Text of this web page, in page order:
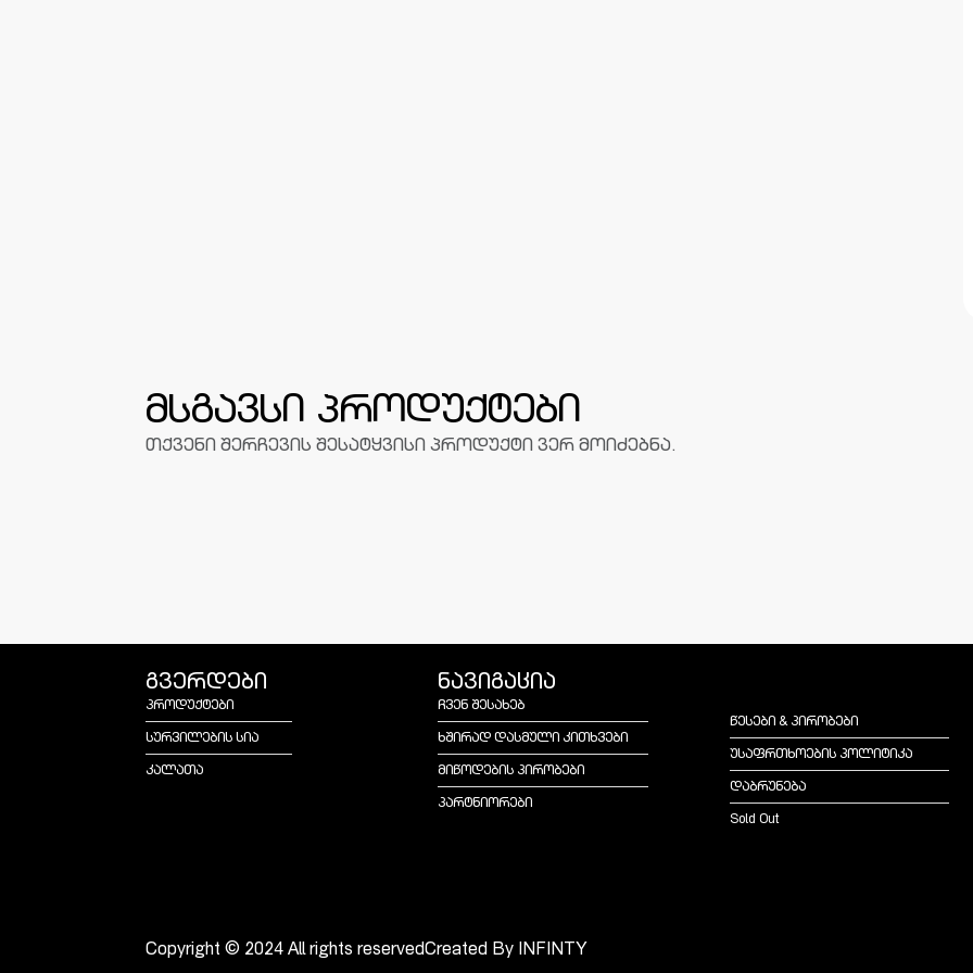
მსგავსი პროდუქტები
თქვენი შერჩევის შესატყვისი პროდუქტი ვერ მოიძებნა.
გვერდები
პროდუქტები
სურვილების სია
კალათა
ნავიგაცია
ჩვენ შესახებ
ხშირად დასმული კითხვები
მიწოდების პირობები
პარტნიორები
წესები & პირობები
უსაფრთხოების პოლიტიკა
დაბრუნება
Sold Out
Copyright © 2024 All rights reservedCreated By INFINTY